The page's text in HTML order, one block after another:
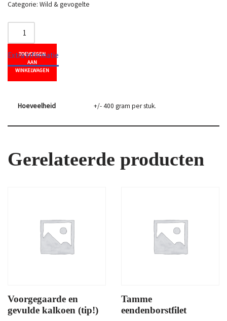
TOEVOEGEN
AAN
WINKELWAGEN
Categorie: Wild & gevogelte
Extra informatie
Hoeveelheid +/- 400 gram per stuk.
Gerelateerde producten
Voorgegaarde en
gevulde kalkoen (tip!)
Tamme
eendenborstfilet